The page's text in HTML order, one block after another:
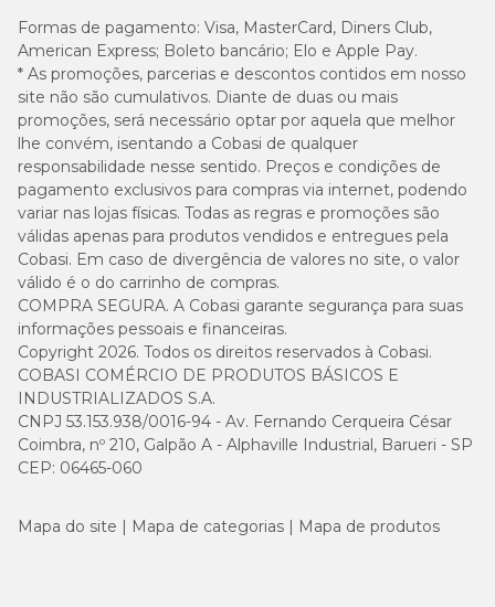
Formas de pagamento: Visa, MasterCard, Diners Club,
American Express; Boleto bancário; Elo e Apple Pay.
* As promoções, parcerias e descontos contidos em nosso
site não são cumulativos. Diante de duas ou mais
promoções, será necessário optar por aquela que melhor
lhe convém, isentando a Cobasi de qualquer
responsabilidade nesse sentido. Preços e condições de
pagamento exclusivos para compras via internet, podendo
variar nas lojas físicas. Todas as regras e promoções são
válidas apenas para produtos vendidos e entregues pela
Cobasi. Em caso de divergência de valores no site, o valor
válido é o do carrinho de compras.
COMPRA SEGURA. A Cobasi garante segurança para suas
informações pessoais e financeiras.
Copyright 2026. Todos os direitos reservados à Cobasi.
COBASI COMÉRCIO DE PRODUTOS BÁSICOS E
INDUSTRIALIZADOS S.A.
CNPJ 53.153.938/0016-94 - Av. Fernando Cerqueira César
Coimbra, nº 210, Galpão A - Alphaville Industrial, Barueri - SP
CEP: 06465-060
Mapa do site Mapa de categorias Mapa de produtos